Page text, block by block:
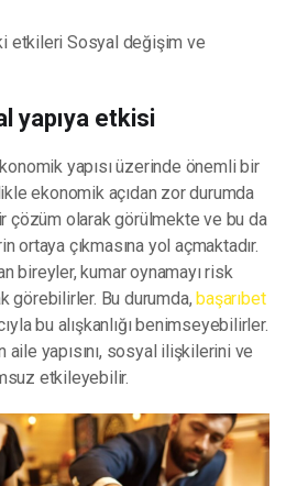
etkileri Sosyal değişim ve
yapıya etkisi
yapısı üzerinde önemli bir
ekonomik açıdan zor durumda
çözüm olarak görülmekte ve bu da
ortaya çıkmasına yol açmaktadır.
bireyler, kumar oynamayı risk
görebilirler. Bu durumda,başarıbet
bu alışkanlığı benimseyebilirler.
yapısını, sosyal ilişkilerini ve
etkileyebilir.